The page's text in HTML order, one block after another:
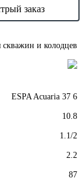
заказ
и колодцев
ESPA Acuaria 37 6
10.8
1.1/2
2.2
87